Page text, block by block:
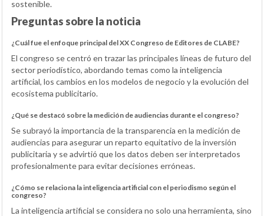
sostenible.
Preguntas sobre la noticia
¿Cuál fue el enfoque principal del XX Congreso de Editores de CLABE?
El congreso se centró en trazar las principales líneas de futuro del
sector periodístico, abordando temas como la inteligencia
artificial, los cambios en los modelos de negocio y la evolución del
ecosistema publicitario.
¿Qué se destacó sobre la medición de audiencias durante el congreso?
Se subrayó la importancia de la transparencia en la medición de
audiencias para asegurar un reparto equitativo de la inversión
publicitaria y se advirtió que los datos deben ser interpretados
profesionalmente para evitar decisiones erróneas.
¿Cómo se relaciona la inteligencia artificial con el periodismo según el
congreso?
La inteligencia artificial se considera no solo una herramienta, sino